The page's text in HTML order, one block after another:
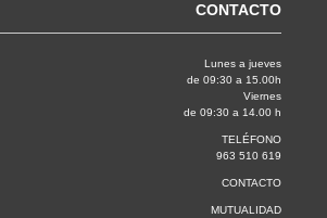
CONTACTO
Lunes a jueves
de 09:30 a 15.00h
Viernes
de 09:30 a 14.00 h
TELÉFONO
963 510 619
CONTACTO
MUTUALIDAD